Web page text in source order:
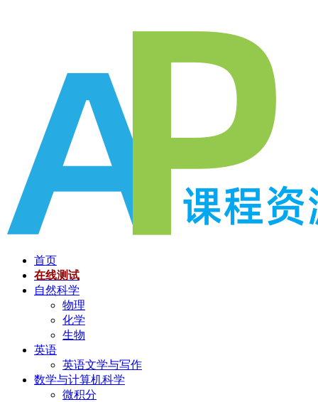
首页
在线测试
自然科学
物理
化学
生物
英语
英语文学与写作
数学与计算机科学
微积分